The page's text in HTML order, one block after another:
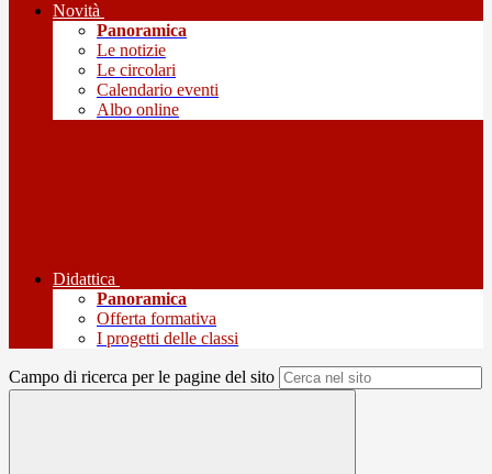
Novità
Panoramica
Le notizie
Le circolari
Calendario eventi
Albo online
Didattica
Panoramica
Offerta formativa
I progetti delle classi
Campo di ricerca per le pagine del sito